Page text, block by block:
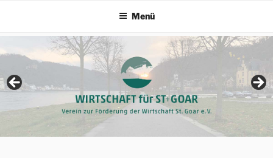
springen
Menü